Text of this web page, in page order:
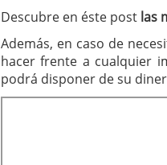
Descubre en éste post las
Además, en caso de
hacer frente a cualquier
podrá disponer de su